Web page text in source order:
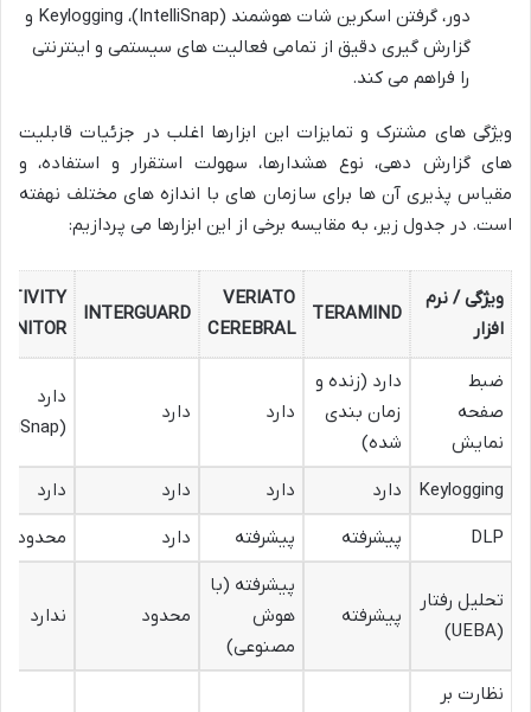
دور، گرفتن اسکرین شات هوشمند (IntelliSnap)، Keylogging و
گزارش گیری دقیق از تمامی فعالیت های سیستمی و اینترنتی
را فراهم می کند.
ویژگی های مشترک و تمایزات این ابزارها اغلب در جزئیات قابلیت
های گزارش دهی، نوع هشدارها، سهولت استقرار و استفاده، و
مقیاس پذیری آن ها برای سازمان های با اندازه های مختلف نهفته
است. در جدول زیر، به مقایسه برخی از این ابزارها می پردازیم:
ویژگی / نرم
افزار
TERAMIND
VERIATO
CEREBRAL
INTERGUARD
ضبط
صفحه
نمایش
دارد (زنده و
زمان بندی
شده)
دارد دارد
دارد
(IntelliSnap)
Keylogging دارد دارد دارد
دارد
DLP
پیشرفته پیشرفته دارد محدود
تحلیل رفتار
(UEBA)
پیشرفته
پیشرفته (با
هوش
مصنوعی)
محدود ندارد
نظارت بر